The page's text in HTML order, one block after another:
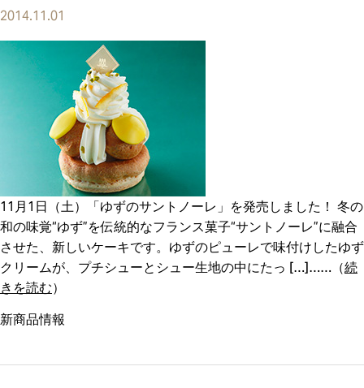
2014.11.01
11月1日（土）「ゆずのサントノーレ」を発売しました！ 冬の
和の味覚“ゆず”を伝統的なフランス菓子“サントノーレ”に融合
させた、新しいケーキです。ゆずのピューレで味付けしたゆず
クリームが、プチシューとシュー生地の中にたっ […]
（続
きを読む）
新商品情報